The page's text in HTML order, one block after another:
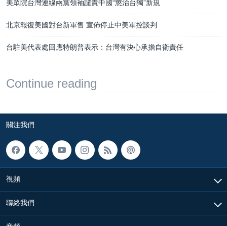
美眾院台灣連線兩黨領袖譴責中國“懲治台獨”新規
北京報復美國對台新軍售 宣佈停止中美軍控談判
台駐美代表處回應特朗普表示：台灣有決心承擔自衛責任
Continue reading
關注我們
視頻
聯絡我們